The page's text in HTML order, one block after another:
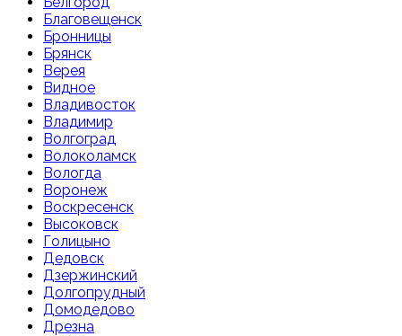
Благовещенск
Бронницы
Брянск
Верея
Видное
Владивосток
Владимир
Волгоград
Волоколамск
Вологда
Воронеж
Воскресенск
Высоковск
Голицыно
Дедовск
Дзержинский
Долгопрудный
Домодедово
Дрезна